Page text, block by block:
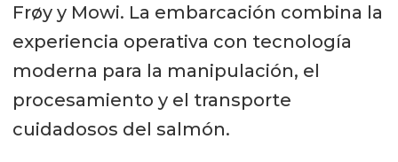
Frøy y Mowi. La embarcación combina la
experiencia operativa con tecnología
moderna para la manipulación, el
procesamiento y el transporte
cuidadosos del salmón.